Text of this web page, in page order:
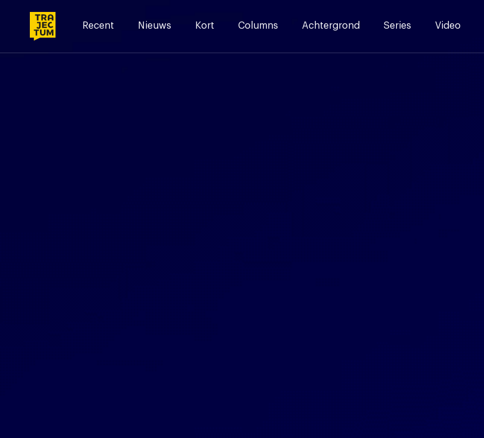
Recent Nieuws Kort Columns Achtergrond Series Video